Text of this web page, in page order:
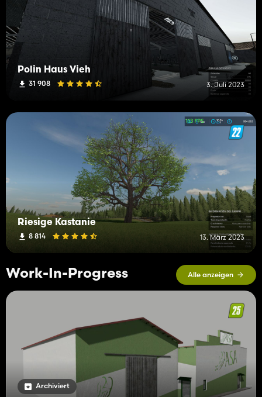
Polin Haus Vieh
31 908 3. Juli 2023
Riesige Kastanie
8 814 13. März 2023
Work-In-Progress Alle anzeigen
Archiviert